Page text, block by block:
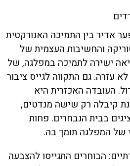
אדיר בין התמיכה האנורקטית
והחשיבות העצמית של
ישירה לתמיכה במפלגה, של
עזרה. גם התקווה לגייס ציבור
העובדה האכזרית היא
קיבלה רק שישה מנדטים,
הנציגים בבית הנבחרים. פחות
של המפלגה תומך בה.
הבוחרים התגייסו להצבעה